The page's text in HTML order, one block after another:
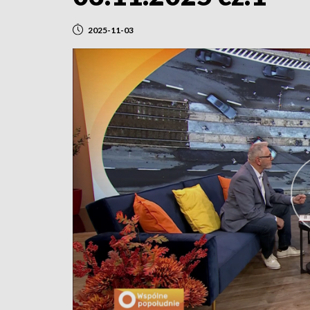
2025-11-03